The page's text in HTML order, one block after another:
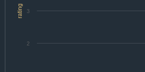
rating
2
3